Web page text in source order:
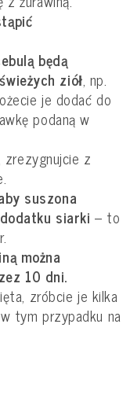
będą
ziół, np.
je dodać do
podaną w
z
suszona
siarki – to
można
10 dni.
zróbcie je kilka
tym przypadku na